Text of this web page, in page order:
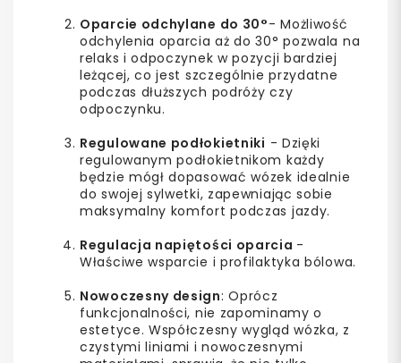
Oparcie odchylane do 30°- Możliwość
odchylenia oparcia aż do 30° pozwala na
relaks i odpoczynek w pozycji bardziej
leżącej, co jest szczególnie przydatne
podczas dłuższych podróży czy
odpoczynku.
Regulowane podłokietniki - Dzięki
regulowanym podłokietnikom każdy
będzie mógł dopasować wózek idealnie
do swojej sylwetki, zapewniając sobie
maksymalny komfort podczas jazdy.
Regulacja napiętości oparcia -
Właściwe wsparcie i profilaktyka bólowa.
Nowoczesny design: Oprócz
funkcjonalności, nie zapominamy o
estetyce. Współczesny wygląd wózka, z
czystymi liniami i nowoczesnymi